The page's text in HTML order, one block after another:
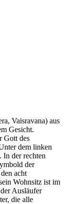
Vaisravana) aus
Gesicht.
Gott des
dem linken
In der rechten
der
acht
Wohnsitz ist im
Ausläufer
die alle